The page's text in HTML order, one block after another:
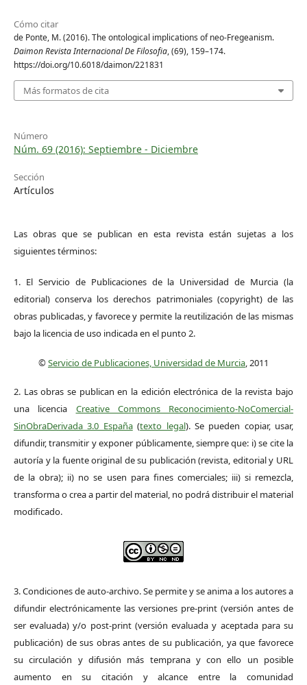
Cómo citar
de Ponte, M. (2016). The ontological implications of neo-Fregeanism.
Daimon Revista Internacional De Filosofia, (69), 159–174.
https://doi.org/10.6018/daimon/221831
Más formatos de cita
Número
Núm. 69 (2016): Septiembre - Diciembre
Sección
Artículos
Las obras que se publican en esta revista están sujetas a los
siguientes términos:
1. El Servicio de Publicaciones de la Universidad de Murcia (la
editorial) conserva los derechos patrimoniales (copyright) de las
obras publicadas, y favorece y permite la reutilización de las mismas
bajo la licencia de uso indicada en el punto 2.
©Servicio de Publicaciones, Universidad de Murcia, 2011
2. Las obras se publican en la edición electrónica de la revista bajo
una licencia Creative Commons Reconocimiento-NoComercial-
SinObraDerivada 3.0 España(texto legal). Se pueden copiar, usar,
difundir, transmitir y exponer públicamente, siempre que: i) se cite la
autoría y la fuente original de su publicación (revista, editorial y URL
de la obra); ii) no se usen para fines comerciales; iii) si remezcla,
transforma o crea a partir del material, no podrá distribuir el material
modificado.
3. Condiciones de auto-archivo. Se permite y se anima a los autores a
difundir electrónicamente las versiones pre-print (versión antes de
ser evaluada) y/o post-print (versión evaluada y aceptada para su
publicación) de sus obras antes de su publicación, ya que favorece
su circulación y difusión más temprana y con ello un posible
aumento en su citación y alcance entre la comunidad